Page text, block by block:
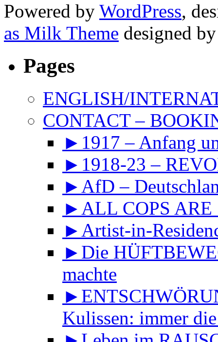
Powered by WordPress,
as Milk Theme designed
Pages
ENGLISH/
CONTACT –
►1917 – Anfang
►1918-23 –
►AfD –
►ALL COPS ARE
►Artist-in-
►Die
machte
Kulissen: immer